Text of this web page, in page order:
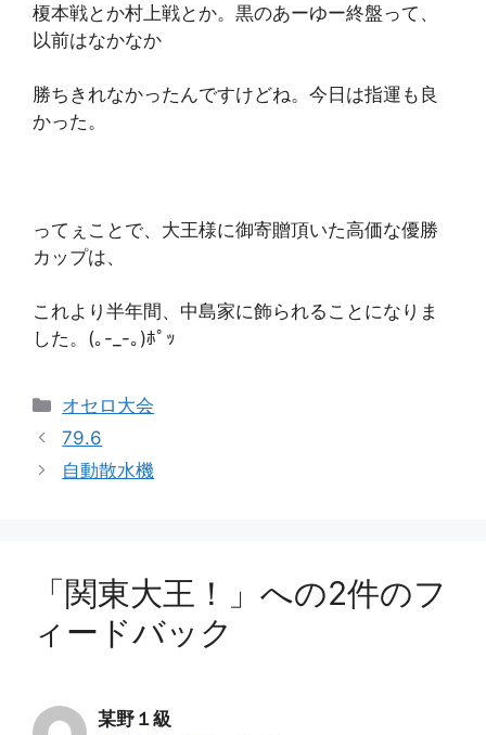
榎本戦とか村上戦とか。黒のあーゆー終盤って、
以前はなかなか
勝ちきれなかったんですけどね。今日は指運も良
かった。
ってぇことで、大王様に御寄贈頂いた高価な優勝
カップは、
これより半年間、中島家に飾られることになりま
した。(｡-_-｡)ﾎﾟｯ
カ
テ
リ
オセロ大会
79.6
自動散水機
「関東大王！」への2件のフ
ィードバック
某野１級